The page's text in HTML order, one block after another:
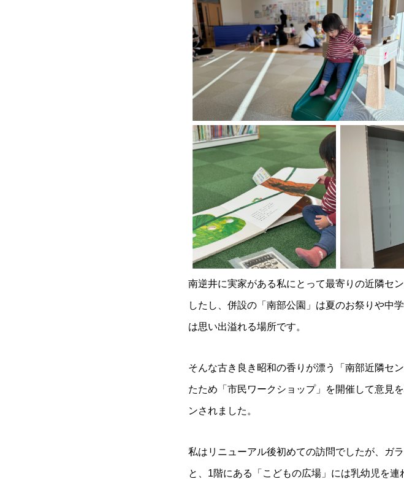
南逆井に実家がある私にとって最寄りの近隣セ
したし、併設の「南部公園」は夏のお祭りや中
は思い出溢れる場所です。
そんな古き良き昭和の香りが漂う「南部近隣セ
たため「市民ワークショップ」を開催して意見
ンされました。
私はリニューアル後初めての訪問でしたが、ガ
と、1階にある「こどもの広場」には乳幼児を